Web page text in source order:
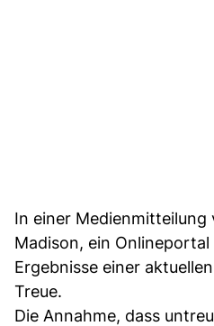
In einer
Madison, ein
Ergebnisse einer
Treue.
Die Annahme, dass